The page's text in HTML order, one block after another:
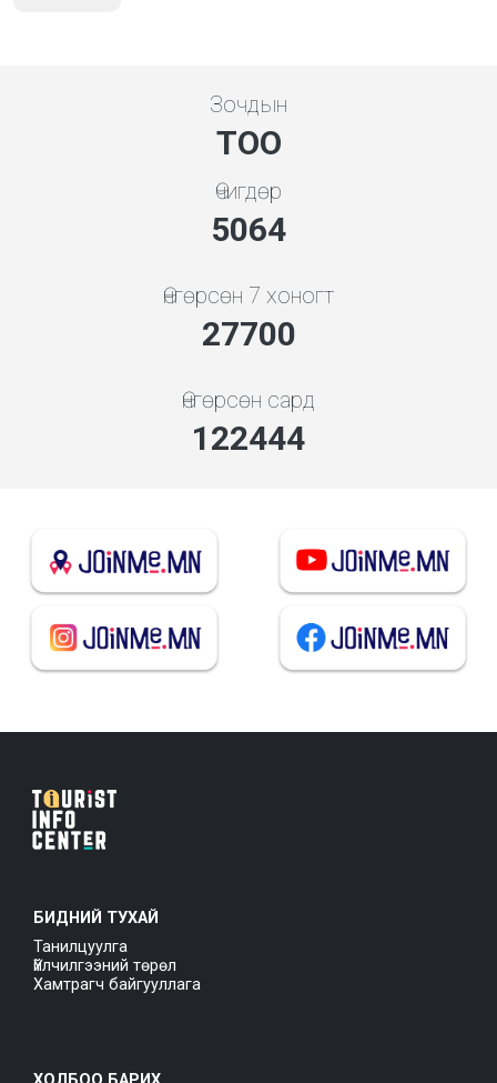
Зочдын
ТОО
Өчигдөр
5843
Өнгөрсөн 7 хоногт
31962
Өнгөрсөн сард
141282
БИДНИЙ ТУХАЙ
Танилцуулга
Үйлчилгээний төрөл
Хамтрагч байгууллага